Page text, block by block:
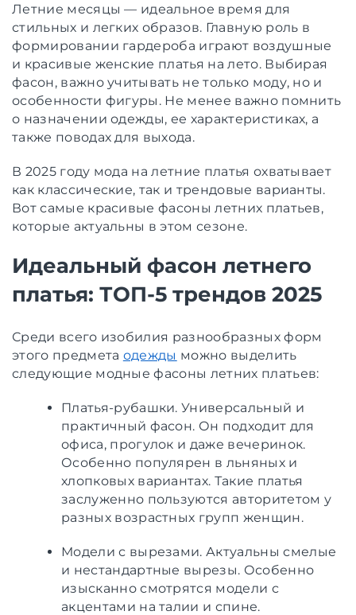
Летние месяцы — идеальное время для
стильных и легких образов. Главную роль в
формировании гардероба играют воздушные
и красивые женские платья на лето. Выбирая
фасон, важно учитывать не только моду, но и
особенности фигуры. Не менее важно помнить
о назначении одежды, ее характеристиках, а
также поводах для выхода.
В 2025 году мода на летние платья охватывает
как классические, так и трендовые варианты.
Вот самые красивые фасоны летних платьев,
которые актуальны в этом сезоне.
Идеальный фасон летнего
платья: ТОП-5 трендов 2025
Среди всего изобилия разнообразных форм
этого предмета одежды можно выделить
следующие модные фасоны летних платьев:
Платья-рубашки. Универсальный и
практичный фасон. Он подходит для
офиса, прогулок и даже вечеринок.
Особенно популярен в льняных и
хлопковых вариантах. Такие платья
заслуженно пользуются авторитетом у
разных возрастных групп женщин.
Модели с вырезами. Актуальны смелые
и нестандартные вырезы. Особенно
изысканно смотрятся модели с
акцентами на талии и спине.